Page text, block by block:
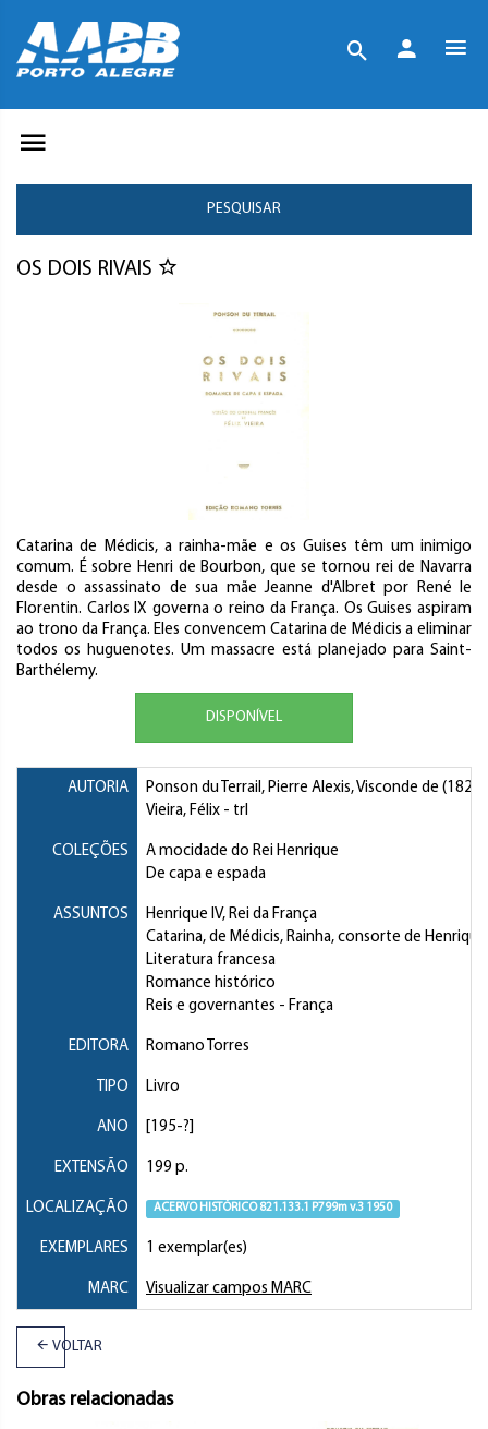
PESQUISAR
OS DOIS RIVAIS
Catarina de Médicis, a rainha-mãe e os Guises têm um inimigo
comum. É sobre Henri de Bourbon, que se tornou rei de Navarra
desde o assassinato de sua mãe Jeanne d'Albret por René le
Florentin. Carlos IX governa o reino da França. Os Guises aspiram
ao trono da França. Eles convencem Catarina de Médicis a eliminar
todos os huguenotes. Um massacre está planejado para Saint-
Barthélemy.
DISPONÍVEL
AUTORIA Ponson du Terrail, Pierre Alexis, Visconde de
Vieira, Félix - trl
COLEÇÕES
A mocidade do Rei Henrique
De capa e espada
ASSUNTOS
Henrique IV, Rei da França
Catarina, de Médicis, Rainha, consorte de Henrique
Literatura francesa
Romance histórico
Reis e governantes - França
EDITORA Romano Torres
TIPO Livro
ANO [195-?]
EXTENSÃO 199 p.
LOCALIZAÇÃO ACERVO HISTÓRICO 821.133.1 P799m v.3 1950
EXEMPLARES 1 exemplar(es)
MARC Visualizar campos MARC
VOLTAR
Obras relacionadas